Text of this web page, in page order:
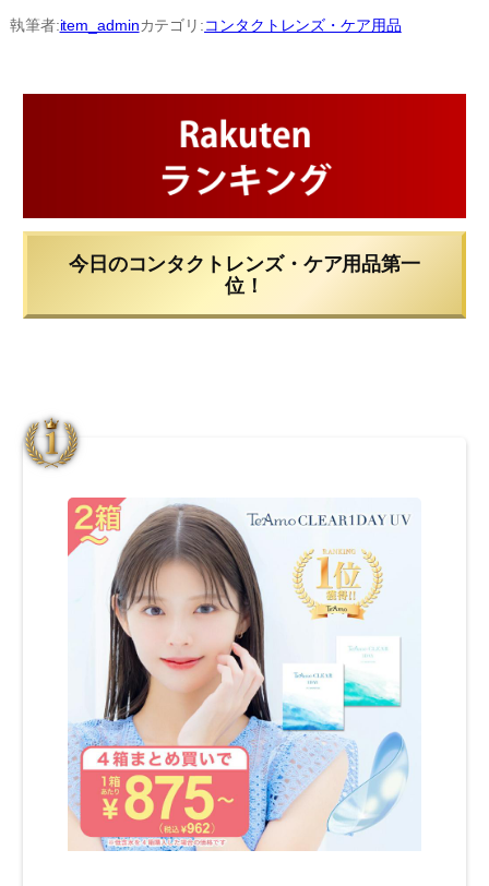
内
容
執筆者:item_adminカテゴリ:コンタクトレンズ・ケア用品
今日のコンタクトレンズ・ケア用品第一
位！